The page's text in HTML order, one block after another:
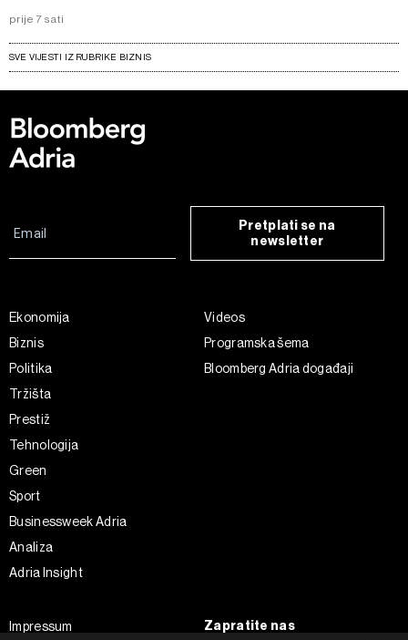
prije 7 sati
SVE VIJESTI IZ RUBRIKE BIZNIS
Pretplati se na
newsletter
Ekonomija
Biznis
Politika
Tržišta
Prestiž
Tehnologija
Green
Sport
Businessweek Adria
Analiza
Adria Insight
Videos
Programska šema
Bloomberg Adria događaji
Impressum
Zapratite nas